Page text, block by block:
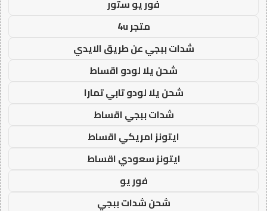
فور يو ستور
متجر 4u
شدات ببجي عن طريق الايدي
شحن يلا لودو اقساط
شحن يلا لودو تابي تمارا
شدات ببجي اقساط
ايتونز امريكي اقساط
ايتونز سعودي اقساط
فور يو
شحن شدات ببجي